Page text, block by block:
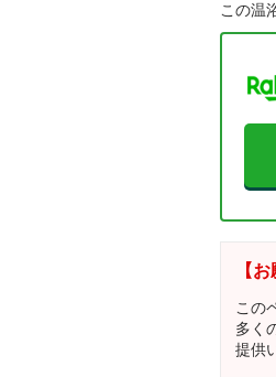
この温
【お
この
多く
提供